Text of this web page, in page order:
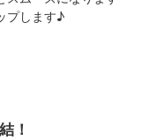
プします♪
！